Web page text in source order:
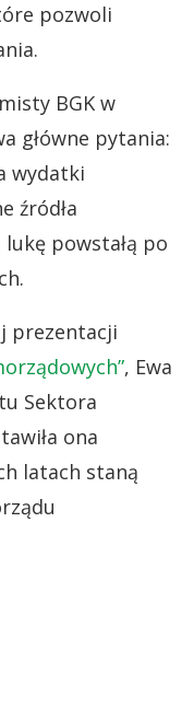
pozwoli
BGK w
główne pytania:
wydatki
źródła
powstałą po
prezentacji
, Ewa
Sektora
ona
latach staną